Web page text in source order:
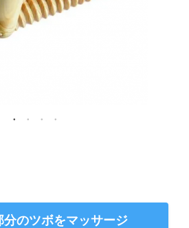
分のツボをマッサージ